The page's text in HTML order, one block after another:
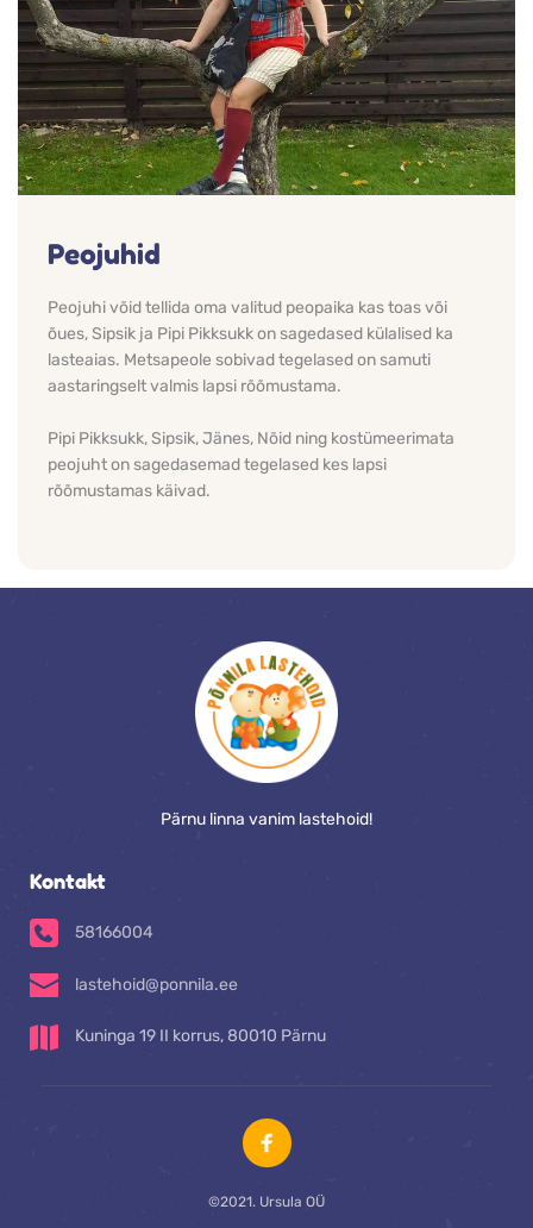
Peojuhid
Peojuhi võid tellida oma valitud peopaika kas toas või
õues, Sipsik ja Pipi Pikksukk on sagedased külalised ka
lasteaias. Metsapeole sobivad tegelased on samuti
aastaringselt valmis lapsi rõõmustama.
Pipi Pikksukk, Sipsik, Jänes, Nõid ning kostümeerimata
peojuht on sagedasemad tegelased kes lapsi
rõõmustamas käivad.
Pärnu linna vanim lastehoid!
Kontakt
58166004
lastehoid@ponnila.ee
Kuninga 19 II korrus, 80010 Pärnu
©2021. Ursula OÜ